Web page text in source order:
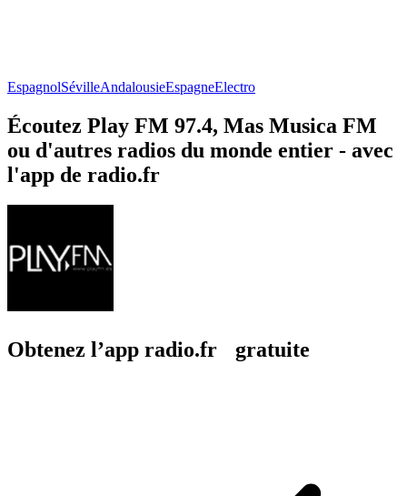
EspagnolSévilleAndalousieEspagneElectro
Écoutez Play FM 97.4, Mas Musica FM
ou d'autres radios du monde entier - avec
l'app de radio.fr
Obtenez l’app radio.fr gratuite